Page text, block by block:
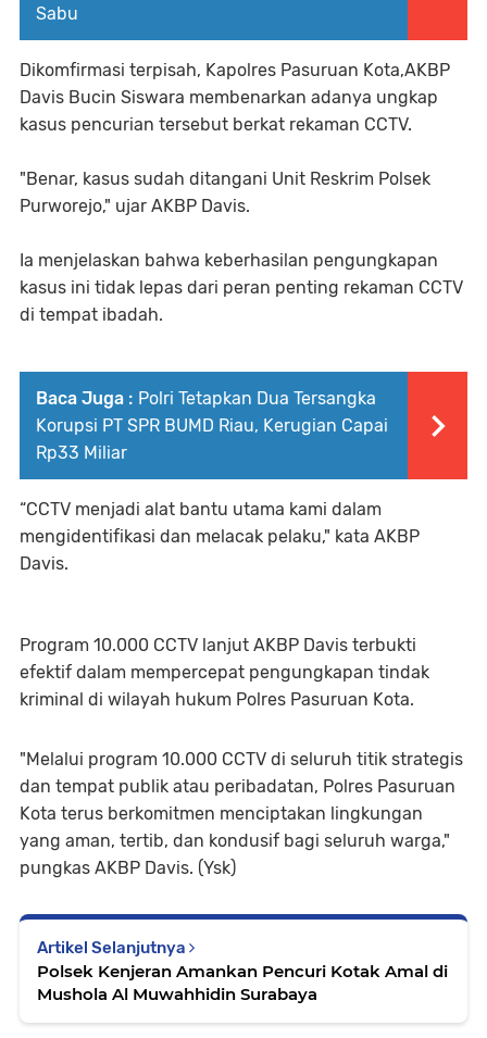
Sabu
Dikomfirmasi terpisah, Kapolres Pasuruan Kota,AKBP
Davis Bucin Siswara membenarkan adanya ungkap
kasus pencurian tersebut berkat rekaman CCTV.
"Benar, kasus sudah ditangani Unit Reskrim Polsek
Purworejo," ujar AKBP Davis.
Ia menjelaskan bahwa keberhasilan pengungkapan
kasus ini tidak lepas dari peran penting rekaman CCTV
di tempat ibadah.
Baca Juga : Polri Tetapkan Dua Tersangka
Korupsi PT SPR BUMD Riau, Kerugian Capai
Rp33 Miliar
“CCTV menjadi alat bantu utama kami dalam
mengidentifikasi dan melacak pelaku," kata AKBP
Davis.
Program 10.000 CCTV lanjut AKBP Davis terbukti
efektif dalam mempercepat pengungkapan tindak
kriminal di wilayah hukum Polres Pasuruan Kota.
"Melalui program 10.000 CCTV di seluruh titik strategis
dan tempat publik atau peribadatan, Polres Pasuruan
Kota terus berkomitmen menciptakan lingkungan
yang aman, tertib, dan kondusif bagi seluruh warga,"
pungkas AKBP Davis. (Ysk)
Artikel Selanjutnya
Polsek Kenjeran Amankan Pencuri Kotak Amal di
Mushola Al Muwahhidin Surabaya